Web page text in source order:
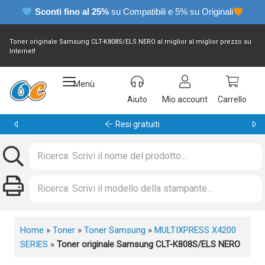
Sconti fino al 25% su Compatibili e 5% su Originali
Toner originale Samsung CLT-K808S/ELS NERO al miglior al miglior prezzo su
Internet!
Menù
Aiuto
Mio account Carrello
Garanzia 24 mesi
Home » Toner » Toner Samsung » MULTIXPRESS X4200
SERIES » Toner originale Samsung CLT-K808S/ELS NERO